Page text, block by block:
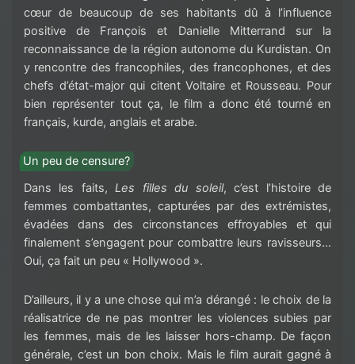
cœur de beaucoup de ses habitants dû à l’influence
positive de François et Danielle Mitterrand sur la
reconnaissance de la région autonome du Kurdistan. On
y rencontre des francophiles, des francophones, et des
chefs d’état-major qui citent Voltaire et Rousseau. Pour
bien représenter tout ça, le film a donc été tourné en
français, kurde, anglais et arabe.
Un peu de censure?
Dans les faits,Les filles du soleil, c’est l’histoire de
femmes combattantes, capturées par des extrémistes,
évadées dans des circonstances effroyables et qui
finalement s’engagent pour combattre leurs ravisseurs…
Oui, ça fait un peu « Hollywood ».
D’ailleurs, il y a une chose qui m’a dérangé : le choix de la
réalisatrice de ne pas montrer les violences subies par
les femmes, mais de les laisser hors-champ. De façon
générale, c’est un bon choix. Mais le film aurait gagné à